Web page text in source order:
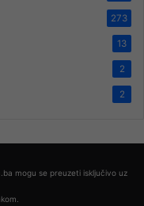
273
13
2
2
mogu se preuzeti isključivo uz